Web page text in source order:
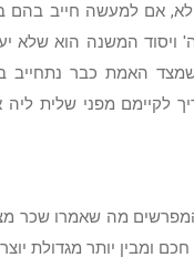
אם למעשה חייב בהם
ויסוד המשנה הוא שלא
האמת כבר נתחייב
לקיימם מפני שלית ליה
מה שאמרו שכר
ומבין יותר מגדולת